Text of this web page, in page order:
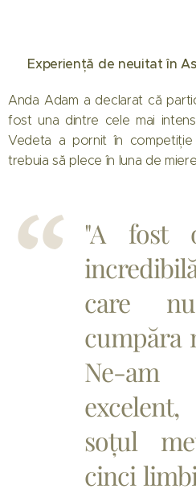
🌍 Experiență de neuitat în
Anda Adam a declarat că
fost una dintre cele mai
Vedeta a pornit în
trebuia să plece în luna de
"A fost
care
cumpăra
Ne-am
soțul
cinci